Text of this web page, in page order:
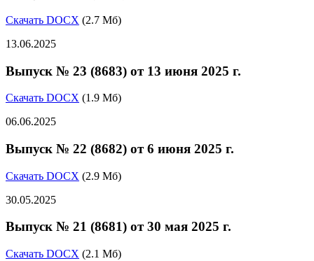
Скачать DOCX (2.7 Мб)
13.06.2025
Выпуск № 23 (8683) от 13 июня 2025 г.
Скачать DOCX (1.9 Мб)
06.06.2025
Выпуск № 22 (8682) от 6 июня 2025 г.
Скачать DOCX (2.9 Мб)
30.05.2025
Выпуск № 21 (8681) от 30 мая 2025 г.
Скачать DOCX (2.1 Мб)